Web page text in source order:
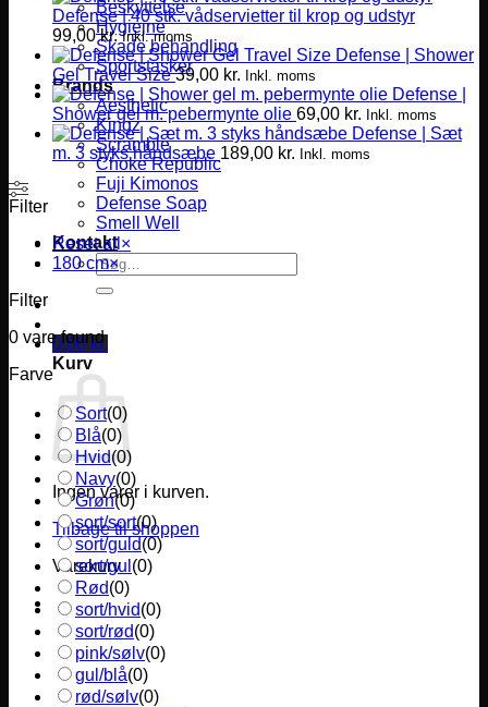
Beskyttelse
Hygiejne
Skade behandling
Sportstasker
Brands
Aesthetic
Kingz
Scramble
Choke Republic
Fuji Kimonos
Defense Soap
Smell Well
Kontakt
Søg
efter:
0,00 kr.
Kurv
Ingen varer i kurven.
Tilbage til shoppen
Varekurv
Defense | 40 stk. vådservietter til krop og udstyr
99,00kr. Inkl. moms
Defense | Shower
Gel Travel Size 39,00 kr. Inkl. moms
Defense |
Shower gel m. pebermynte olie 69,00 kr. Inkl. moms
Defense | Sæt
m. 3 styks håndsæbe 189,00 kr. Inkl. moms
Filter
Reset all ×
180 cm×
Filter
0 vare found
Farve
Sort(0)
Blå(0)
Hvid(0)
Navy(0)
Grøn(0)
sort/sort(0)
sort/guld(0)
sort/gul (0)
Rød(0)
sort/hvid(0)
sort/rød(0)
pink/sølv(0)
gul/blå(0)
rød/sølv(0)